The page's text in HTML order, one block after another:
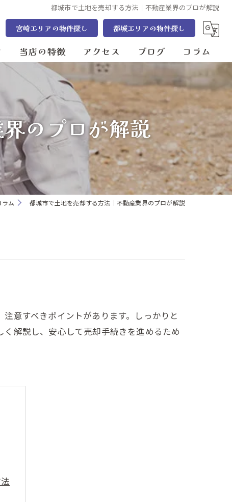
都城市で土地を売却する方法｜不動産業界のプロが解説
宮崎エリアの物件探し 都城エリアの物件探し
当店の特徴
管理
賃貸
売買
宮崎市の不動産
アクセス
まるさ住宅株式会社 都城本店
まるさ住宅株式会社 宮崎店
ブログ コラム
のプロが解説
ラム 都城市で土地を売却する方法｜不動産業界のプロが解説
意すべきポイントがあります。しっかりと
解説し、安心して売却手続きを進めるため